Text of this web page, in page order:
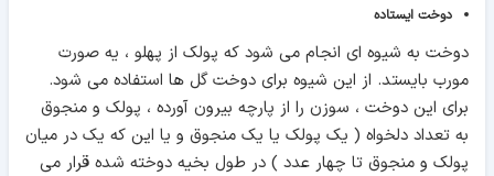
دوخت ایستاده
دوخت به شیوه ای انجام می شود که پولک از پهلو ، یه صورت
مورب بایستد. از این شیوه برای دوخت گل ها استفاده می شود.
برای این دوخت ، سوزن را از پارچه بیرون آورده ، پولک و منجوق
به تعداد دلخواه ( یک پولک یا یک منجوق و یا این که یک در میان
پولک و منجوق تا چهار عدد ) در طول بخیه دوخته شده قرار می